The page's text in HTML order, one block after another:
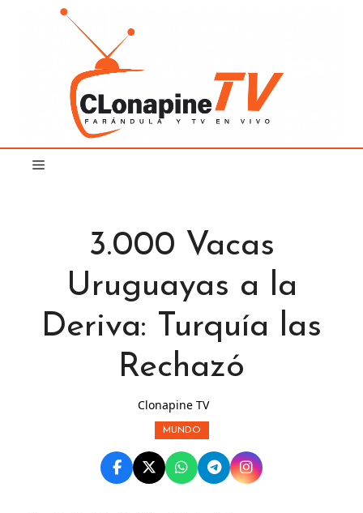
3.000 Vacas
Uruguayas a la
Deriva: Turquía las
Rechazó
Clonapine TV
MUNDO